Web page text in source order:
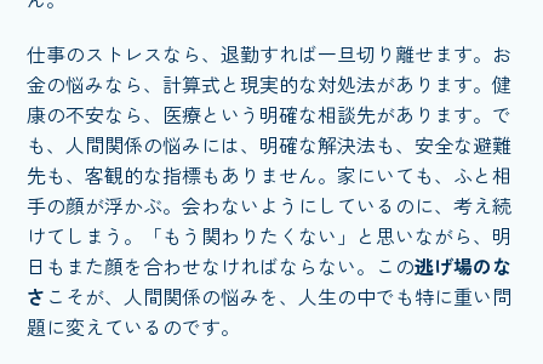
仕事のストレスなら、退勤すれば一旦切り離せます。お
金の悩みなら、計算式と現実的な対処法があります。健
康の不安なら、医療という明確な相談先があります。で
も、人間関係の悩みには、明確な解決法も、安全な避難
先も、客観的な指標もありません。家にいても、ふと相
手の顔が浮かぶ。会わないようにしているのに、考え続
けてしまう。「もう関わりたくない」と思いながら、明
日もまた顔を合わせなければならない。この逃げ場のな
さ こそが、人間関係の悩みを、人生の中でも特に重い問
題に変えているのです。